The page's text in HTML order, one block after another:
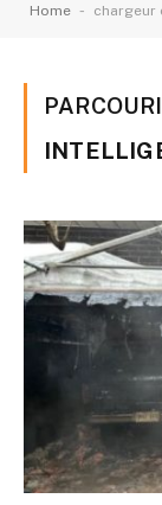
Home - chargeur